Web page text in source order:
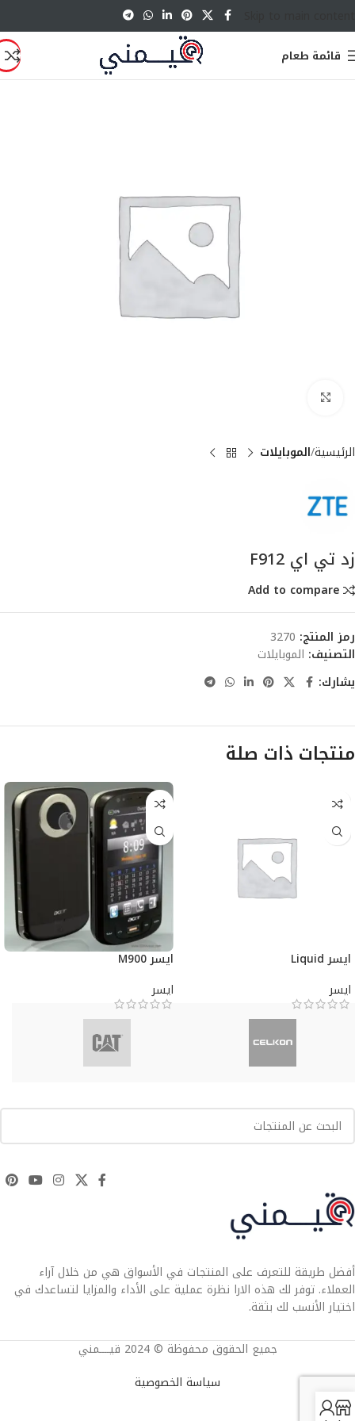
قائمة طعام
الرئيسية الموبايلات
زد تي اي F912
Add to compare
رمز المنتج: 3270
التصنيف: الموبايلات
يشارك:
منتجات ذات صلة
ايسر Liquid
ايسر
ايسر M900
ايسر
أفضل طريقة للتعرف على المنتجات في الأسواق هي من خلال آراء
العملاء. توفر لك هذه الارا نظرة عملية على الأداء والمزايا لتساعدك في
اختيار الأنسب لك بثقة.
جميع الحقوق محفوظة © 2024 قيــــمني
سياسة الخصوصية